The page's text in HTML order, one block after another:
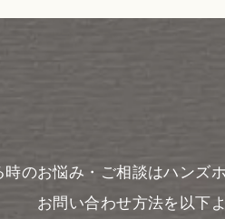
のお悩み・ご相談はハンズ
お問い合わせ方法を以下